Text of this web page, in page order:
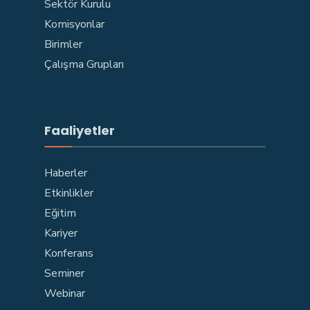
Sektör Kurulu
Komisyonlar
Birimler
Çalışma Grupları
Faaliyetler
Haberler
Etkinlikler
Eğitim
Kariyer
Konferans
Seminer
Webinar